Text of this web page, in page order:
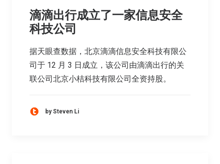
滴滴出行成立了一家信息安全
科技公司
据天眼查数据，北京滴滴信息安全科技有限公
司于 12 月 3 日成立，该公司由滴滴出行的关
联公司北京小桔科技有限公司全资持股。
by Steven Li